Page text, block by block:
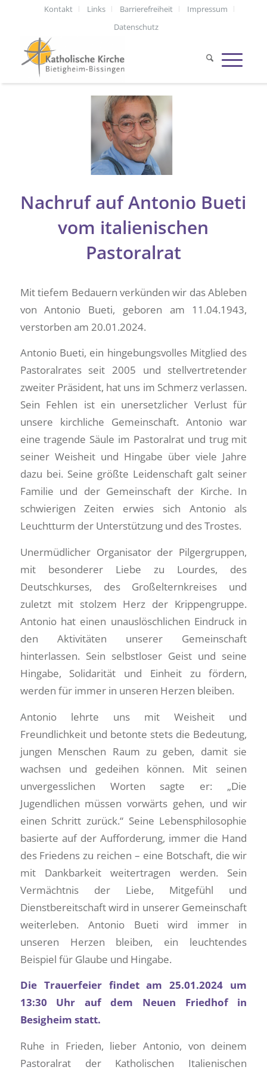
Kontakt Links Barrierefreiheit
Impressum
Datenschutz
Nachruf auf Antonio Bueti
vom italienischen
Pastoralrat
Mit tiefem Bedauern verkünden wir das Ableben
von Antonio Bueti, geboren am 11.04.1943,
verstorben am 20.01.2024.
Antonio Bueti, ein hingebungsvolles Mitglied des
Pastoralrates seit 2005 und stellvertretender
zweiter Präsident, hat uns im Schmerz verlassen.
Sein Fehlen ist ein unersetzlicher Verlust für
unsere kirchliche Gemeinschaft. Antonio war
eine tragende Säule im Pastoralrat und trug mit
seiner Weisheit und Hingabe über viele Jahre
dazu bei. Seine größte Leidenschaft galt seiner
Familie und der Gemeinschaft der Kirche. In
schwierigen Zeiten erwies sich Antonio als
Leuchtturm der Unterstützung und des Trostes.
Unermüdlicher Organisator der Pilgergruppen,
mit besonderer Liebe zu Lourdes, des
Deutschkurses, des Großelternkreises und
zuletzt mit stolzem Herz der Krippengruppe.
Antonio hat einen unauslöschlichen Eindruck in
den Aktivitäten unserer Gemeinschaft
hinterlassen. Sein selbstloser Geist und seine
Hingabe, Solidarität und Einheit zu fördern,
werden für immer in unseren Herzen bleiben.
Antonio lehrte uns mit Weisheit und
Freundlichkeit und betonte stets die Bedeutung,
jungen Menschen Raum zu geben, damit sie
wachsen und gedeihen können. Mit seinen
unvergesslichen Worten sagte er: „Die
Jugendlichen müssen vorwärts gehen, und wir
einen Schritt zurück.“ Seine Lebensphilosophie
basierte auf der Aufforderung, immer die Hand
des Friedens zu reichen – eine Botschaft, die wir
mit Dankbarkeit weitertragen werden. Sein
Vermächtnis der Liebe, Mitgefühl und
Dienstbereitschaft wird in unserer Gemeinschaft
weiterleben. Antonio Bueti wird immer in
unseren Herzen bleiben, ein leuchtendes
Beispiel für Glaube und Hingabe.
Die Trauerfeier findet am 25.01.2024 um
13:30 Uhr auf dem Neuen Friedhof in
Besigheim statt.
Ruhe in Frieden, lieber Antonio, von deinem
Pastoralrat der Katholischen Italienischen